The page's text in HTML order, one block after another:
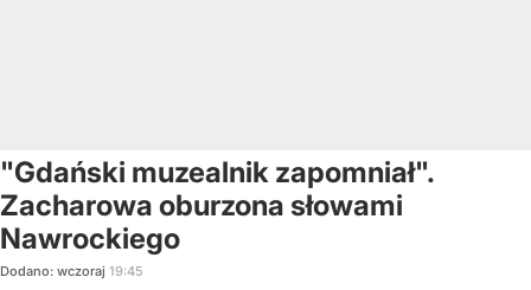
"Gdański muzealnik zapomniał".
Zacharowa oburzona słowami
Nawrockiego
Dodano: wczoraj 19:45